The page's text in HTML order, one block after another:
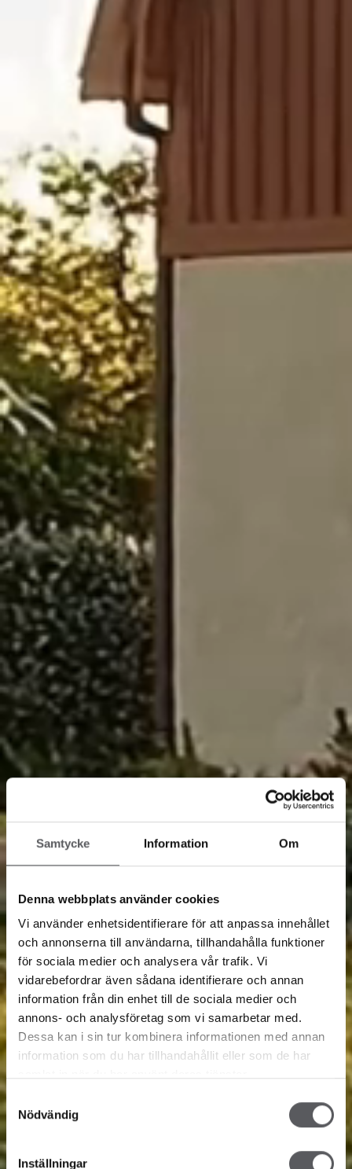
Samtycke Information Om
Denna webbplats använder cookies
Vi använder enhetsidentifierare för att anpassa innehållet
och annonserna till användarna, tillhandahålla funktioner
för sociala medier och analysera vår trafik. Vi
vidarebefordrar även sådana identifierare och annan
information från din enhet till de sociala medier och
annons- och analysföretag som vi samarbetar med.
Dessa kan i sin tur kombinera informationen med annan
information som du har tillhandahållit eller som de har
Samtyckesval
Nödvändig
Inställningar